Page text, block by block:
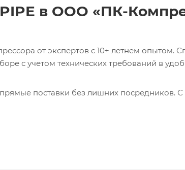
в ООО «ПК-
от экспертов с 10+ летнем опытом.
с учетом технических требований в
поставки без лишних посредников.
оборудования. ООО «ПК-Компрессор» -